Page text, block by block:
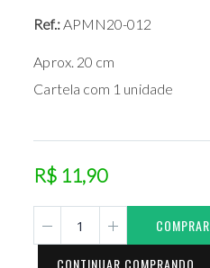
Ref.:APMN20-012
Aprox. 20 cm
Cartela com 1 unidade
R$ 11,90
COMPRAR